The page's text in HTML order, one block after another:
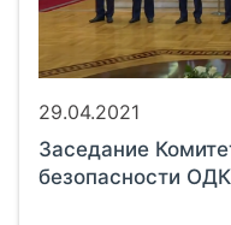
29.04.2021
Заседание
безопасности